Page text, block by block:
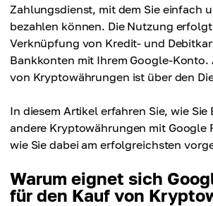
Zahlungsdienst, mit dem Sie einfach
bezahlen können. Die Nutzung
Verknüpfung von Kredit- und
Bankkonten mit Ihrem Google-Konto.
von Kryptowährungen ist über den
In diesem Artikel erfahren Sie, wie
andere Kryptowährungen mit Google
wie Sie dabei am erfolgreichsten
Warum eignet sich
für den Kauf von